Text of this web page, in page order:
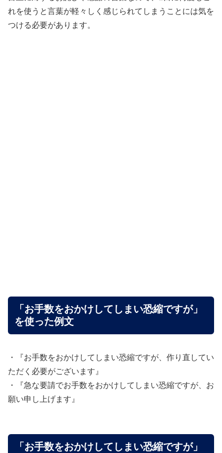
れを使うと言葉が軽々しく感じられてしまうことには気を
つける必要があります。
「お手数をおかけしてしまい恐縮ですが」
を使った例文
・『お手数をおかけしてしまい恐縮ですが、作り直してい
ただく必要がございます』
・『急な要請でお手数をおかけしてしまい恐縮ですが、お
願い申し上げます』
「お手数をおかけしてしまい恐縮ですが」